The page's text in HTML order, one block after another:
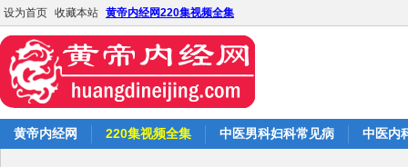
设为首页 收藏本站 黄帝内经网220集视频全集
黄帝内经网 220集视频全集 中医男科妇科常见病 中医内